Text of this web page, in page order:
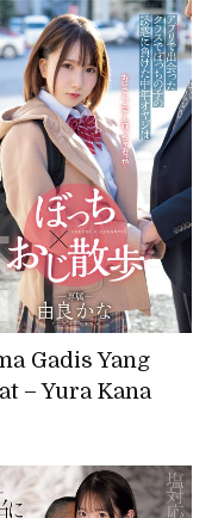
Gadis Yang
– Yura Kana